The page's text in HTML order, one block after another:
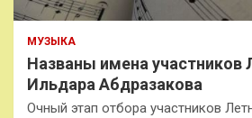
МУЗЫКА
Названы имена
Ильдара Абдразакова
Очный этап отбора участников